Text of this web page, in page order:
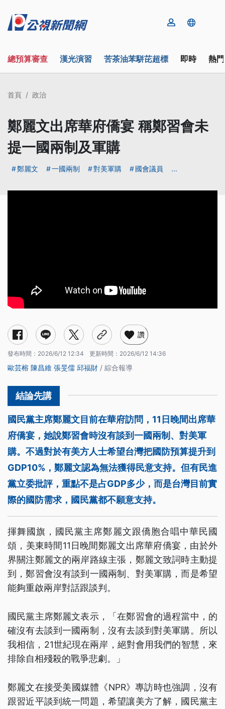
總預算審查 漢光演習 苦茶油苯駢芘超標 即時 熱
首頁 政治
鄭麗文出席華府僑宴 稱鄭習會未
提一國兩制及軍購
鄭麗文 一國兩制 對美軍購 國會議員 ...
讚
發布時間： 2026/6/12 12:34 更新時間： 2026/6/12 14:36
歐芸榕 陳昌維 張旻儒 邱福財 / 綜合報導
國民黨主席鄭麗文目前在華府訪問，11日晚間出席華
府僑宴，她說鄭習會時沒有談到一國兩制、對美軍
購。不過對於有美方人士希望台灣把國防預算提升到
GDP10%，鄭麗文認為無法獲得民意支持。但有民進
黨立委批評，重點不是占GDP多少，而是台灣目前實
際的國防需求，國民黨都不願意支持。
揮舞國旗，國民黨主席鄭麗文跟僑胞合唱中華民國
頌，美東時間11日晚間鄭麗文出席華府僑宴，由於外
界關注鄭麗文的兩岸路線主張，鄭麗文致詞時主動提
到，鄭習會沒有談到一國兩制、對美軍購，而是希望
能夠重啟兩岸對話跟談判。
國民黨主席鄭麗文表示，「在鄭習會的過程當中，的
確沒有去談到一國兩制，沒有去談到對美軍購。所以
我相信，21世紀現在兩岸，絕對會用我們的智慧，來
排除自相殘殺的戰爭悲劇。」
鄭麗文在接受美國媒體《NPR》專訪時也強調，沒有
跟習近平談到統一問題，希望讓美方了解，國民黨主